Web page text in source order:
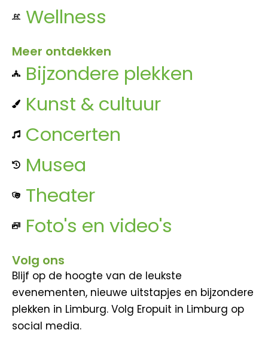
Wellness
Meer ontdekken
Bijzondere plekken
Kunst & cultuur
Concerten
Musea
Theater
Foto's en video's
Volg ons
Blijf op de hoogte van de leukste
evenementen, nieuwe uitstapjes en bijzondere
plekken in Limburg. Volg Eropuit in Limburg op
social media.